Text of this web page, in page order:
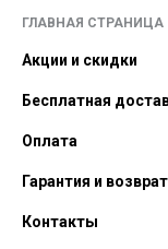
ГЛАВНАЯ СТРАНИЦА
Акции и скидки
Бесплатная
Оплата
Гарантия и возврат
Контакты